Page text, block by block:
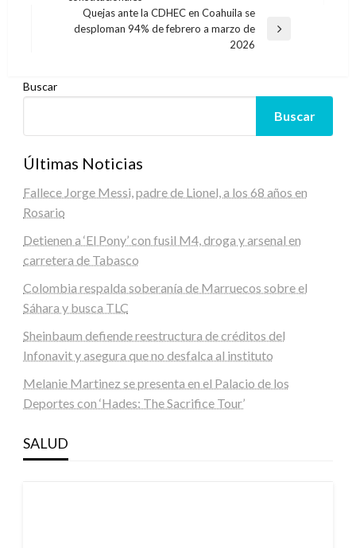
entradas
Entrada
Quejas ante la CDHEC en Coahuila se
desploman 94% de febrero a marzo de
2026
Buscar
Buscar
Últimas Noticias
Fallece Jorge Messi, padre de Lionel, a los 68 años en
Rosario
Detienen a ‘El Pony’ con fusil M4, droga y arsenal en
carretera de Tabasco
Colombia respalda soberanía de Marruecos sobre el
Sáhara y busca TLC
Sheinbaum defiende reestructura de créditos del
Infonavit y asegura que no desfalca al instituto
Melanie Martinez se presenta en el Palacio de los
Deportes con ‘Hades: The Sacrifice Tour’
SALUD